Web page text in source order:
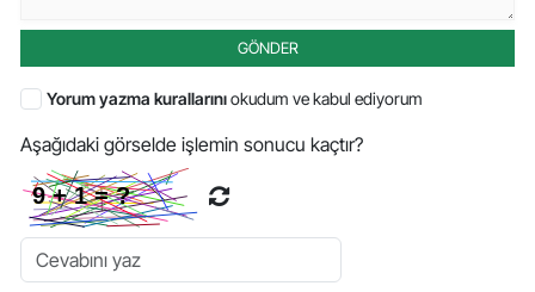
GÖNDER
Yorum yazma kurallarınıokudum ve kabul ediyorum
Aşağıdaki görselde işlemin sonucu kaçtır?